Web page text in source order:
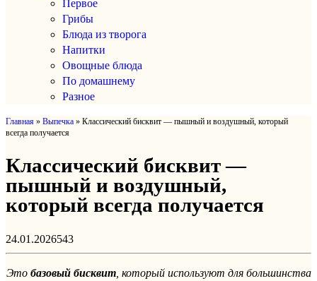
Первое
Грибы
Блюда из творога
Напитки
Овощные блюда
По домашнему
Разное
Главная » Выпечка » Классический бисквит — пышный и воздушный, который
всегда получается
Классический бисквит —
пышный и воздушный,
который всегда получается
24.01.2026543
Это базовый бисквит, который используют для большинства